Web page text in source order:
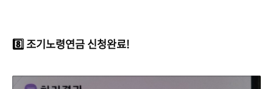
8️⃣ 조기노령연금 신청완료!